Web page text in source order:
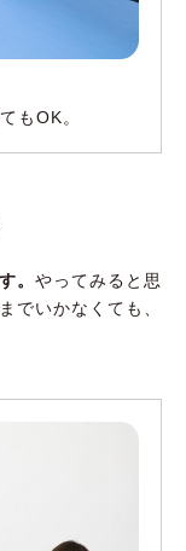
もOK。
。 やってみると思
でいかなくても、